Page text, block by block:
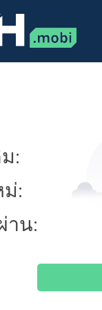
:
:
าน: